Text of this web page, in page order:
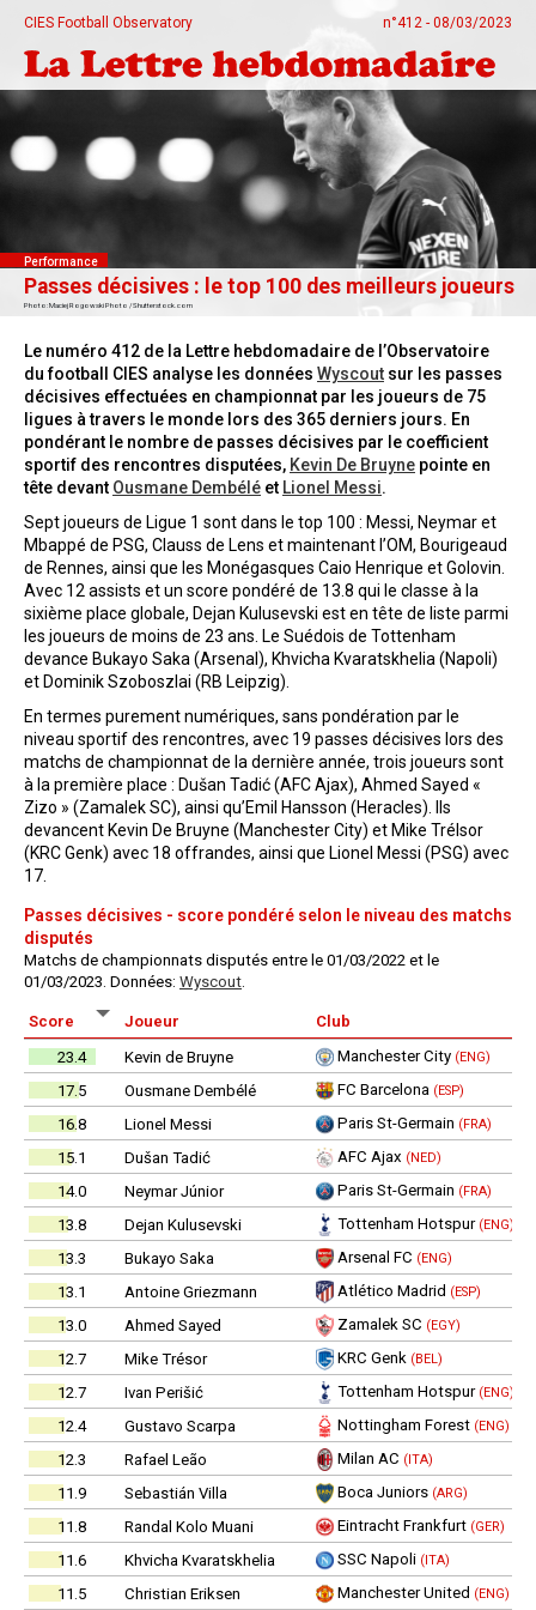
CIES Football Observatory n°412 - 08/03/2023
Performance
Passes décisives : le top 100 des meilleurs joueurs
Photo: Maciej Rogowski Photo / Shutterstock.com
Le numéro 412 de la Lettre hebdomadaire de l’Observatoire
du football CIES analyse les données Wyscout sur les passes
décisives effectuées en championnat par les joueurs de 75
ligues à travers le monde lors des 365 derniers jours. En
pondérant le nombre de passes décisives par le coefficient
sportif des rencontres disputées, Kevin De Bruyne pointe en
tête devant Ousmane Dembélé et Lionel Messi.
Sept joueurs de Ligue 1 sont dans le top 100 : Messi, Neymar et
Mbappé de PSG, Clauss de Lens et maintenant l’OM, Bourigeaud
de Rennes, ainsi que les Monégasques Caio Henrique et Golovin.
Avec 12 assists et un score pondéré de 13.8 qui le classe à la
sixième place globale, Dejan Kulusevski est en tête de liste parmi
les joueurs de moins de 23 ans. Le Suédois de Tottenham
devance Bukayo Saka (Arsenal), Khvicha Kvaratskhelia (Napoli)
et Dominik Szoboszlai (RB Leipzig).
En termes purement numériques, sans pondération par le
niveau sportif des rencontres, avec 19 passes décisives lors des
matchs de championnat de la dernière année, trois joueurs sont
à la première place : Dušan Tadić (AFC Ajax), Ahmed Sayed «
Zizo » (Zamalek SC), ainsi qu’Emil Hansson (Heracles). Ils
devancent Kevin De Bruyne (Manchester City) et Mike Trélsor
(KRC Genk) avec 18 offrandes, ainsi que Lionel Messi (PSG) avec
17.
Passes décisives - score pondéré selon le niveau des matchs
disputés
Matchs de championnats disputés entre le 01/03/2022 et le
01/03/2023. Données: Wyscout
Score Joueur
Club
23.4
Kevin de Bruyne Manchester City(ENG)
17.5 Ousmane Dembélé FC Barcelona(ESP)
16.8 Lionel Messi Paris St-Germain (FRA)
15.1 Dušan Tadić AFC Ajax (NED)
14.0 Neymar Júnior Paris St-Germain (FRA)
13.8 Dejan Kulusevski Tottenham Hotspur(ENG)
13.3 Bukayo Saka Arsenal FC (ENG)
13.1 Antoine Griezmann Atlético Madrid (ESP)
13.0 Ahmed Sayed Zamalek SC (EGY)
12.7 Mike Trésor KRC Genk(BEL)
12.7 Ivan Perišić Tottenham Hotspur(ENG)
12.4 Gustavo Scarpa Nottingham Forest(ENG)
12.3 Rafael Leão Milan AC (ITA)
11.9 Sebastián Villa Boca Juniors(ARG)
11.8 Randal Kolo Muani Eintracht Frankfurt(GER)
11.6 Khvicha Kvaratskhelia SSC Napoli(ITA)
11.5 Christian Eriksen Manchester United (ENG)